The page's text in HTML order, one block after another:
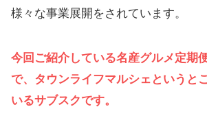
様々な事業展開をされています。
今回ご紹介している名産グルメ定期
で、タウンライフマルシェというと
いるサブスクです。